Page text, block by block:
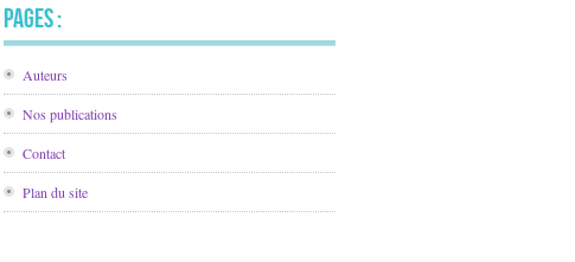
Pages :
Auteurs
Nos publications
Contact
Plan du site